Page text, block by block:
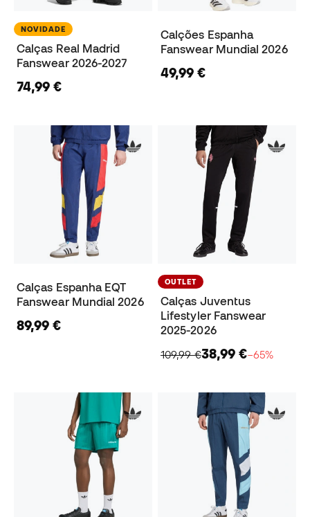
NOVIDADE
Calças Real Madrid
Fanswear 2026-2027
74,99 €
Calções Espanha
Fanswear Mundial 2026
49,99 €
Calças Espanha EQT
Fanswear Mundial 2026
89,99 €
OUTLET
Calças Juventus
Lifestyler Fanswear
2025-2026
109,99 €38,99 €−65%